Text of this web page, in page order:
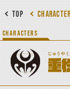
TOP
CHARACTERS
じゅうや
重